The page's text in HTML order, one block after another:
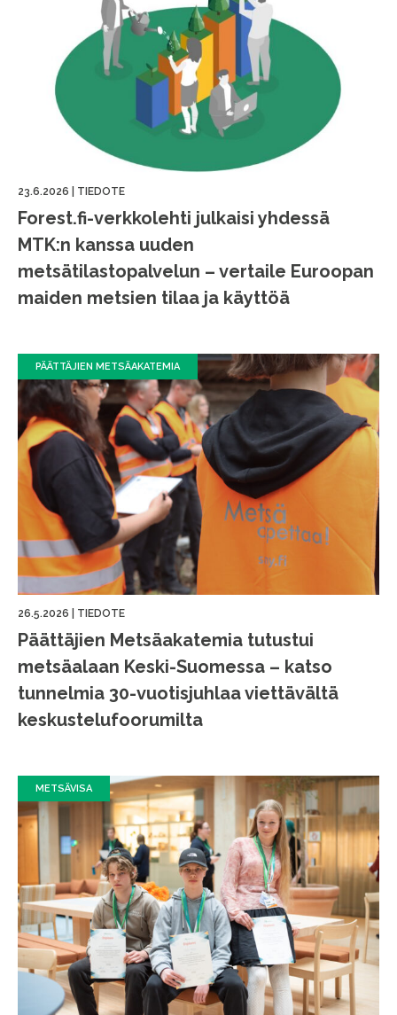
23.6.2026 TIEDOTE
Forest.fi-verkkolehti julkaisi yhdessä
MTK:n kanssa uuden
metsätilastopalvelun – vertaile Euroopan
maiden metsien tilaa ja käyttöä
PÄÄTTÄJIEN METSÄAKATEMIA
26.5.2026 TIEDOTE
Päättäjien Metsäakatemia tutustui
metsäalaan Keski-Suomessa – katso
tunnelmia 30-vuotisjuhlaa viettävältä
keskustelufoorumilta
METSÄVISA